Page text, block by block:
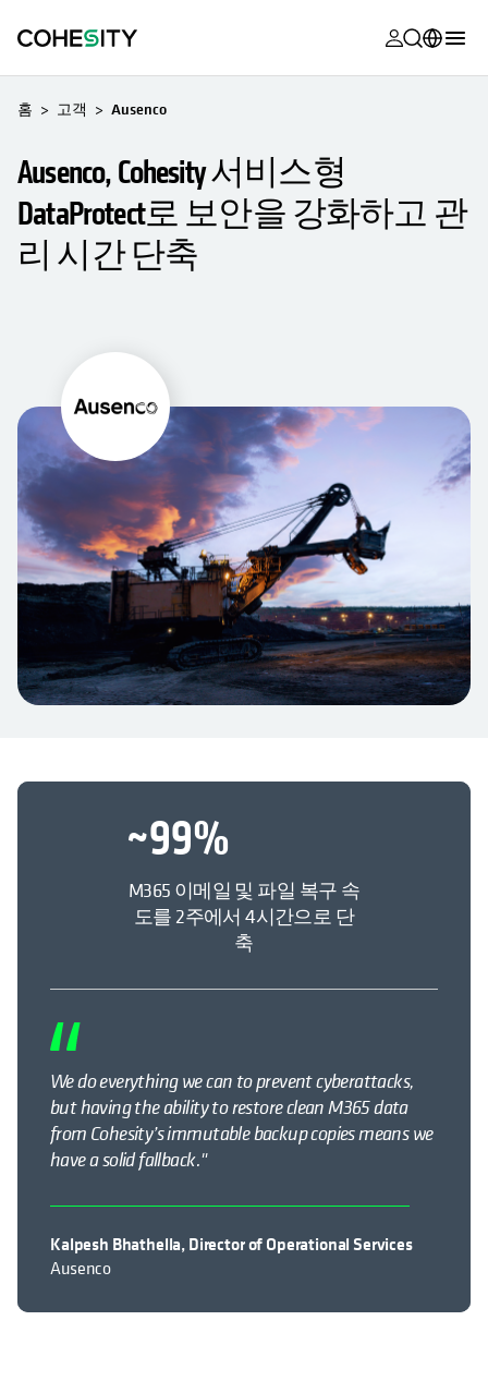
opens in a
opens in a
opens in a
지원
opens in a
opens in a
opens in a
opens in a
opens in a
Deutsch (Germany)
Français (France)
홈 고객 Ausenco
Ausenco, Cohesity 서비스형
DataProtect로 보안을 강화하고 관
리 시간 단축
~99%
M365 이메일 및 파일 복구 속
도를 2주에서 4시간으로 단
축
We do everything we can to prevent cyberattacks,
but having the ability to restore clean M365 data
from Cohesity’s immutable backup copies means we
have a solid fallback."
Kalpesh Bhathella, Director of Operational Services
Ausenco